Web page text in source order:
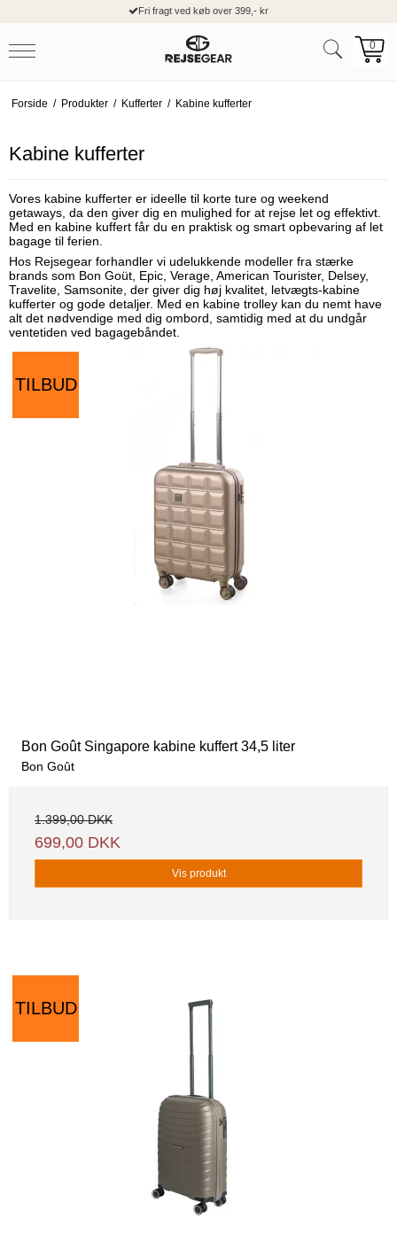
Fri fragt ved køb over 399,- kr
0
Forside / Produkter / Kufferter / Kabine kufferter
Kabine kufferter
Vores kabine kufferter er ideelle til korte ture og weekend
getaways, da den giver dig en mulighed for at rejse let og effektivt.
Med en kabine kuffert får du en praktisk og smart opbevaring af let
bagage til ferien.
Hos Rejsegear forhandler vi udelukkende modeller fra stærke
brands som Bon Goüt, Epic, Verage, American Tourister, Delsey,
Travelite, Samsonite, der giver dig høj kvalitet, letvægts-kabine
kufferter og gode detaljer. Med en kabine trolley kan du nemt have
alt det nødvendige med dig ombord, samtidig med at du undgår
ventetiden ved bagagebåndet.
TILBUD
Bon Goût Singapore kabine kuffert 34,5 liter
Bon Goût
1.399,00 DKK
699,00 DKK
Vis produkt
TILBUD